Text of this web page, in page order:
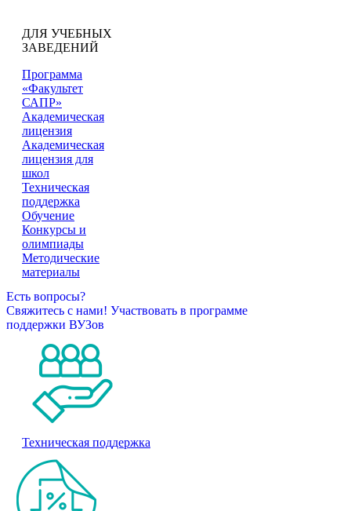
ДЛЯ УЧЕБНЫХ
ЗАВЕДЕНИЙ
Программа
«Факультет
САПР»
Академическая
лицензия
Академическая
лицензия для
школ
Техническая
поддержка
Обучение
Конкурсы и
олимпиады
Методические
материалы
Есть вопросы?
Свяжитесь с нами! Участвовать в программе
поддержки ВУЗов
Техническая поддержка